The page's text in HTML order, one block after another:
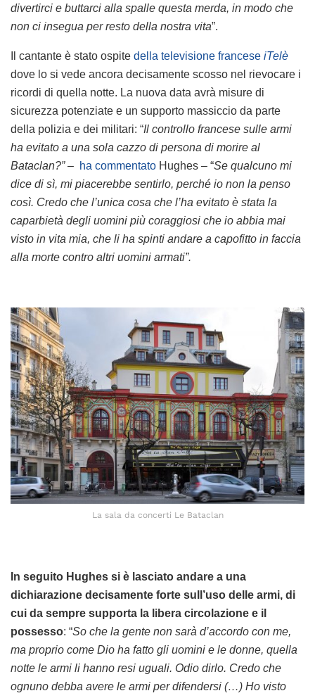
divertirci e buttarci alla spalle questa merda, in modo che
non ci insegua per resto della nostra vita”.
Il cantante è stato ospite della televisione francese iTelè
dove lo si vede ancora decisamente scosso nel rievocare i
ricordi di quella notte. La nuova data avrà misure di
sicurezza potenziate e un supporto massiccio da parte
della polizia e dei militari: “Il controllo francese sulle armi
ha evitato a una sola cazzo di persona di morire al
Bataclan?” – ha commentato Hughes – “Se qualcuno mi
dice di sì, mi piacerebbe sentirlo, perché io non la penso
così. Credo che l’unica cosa che l’ha evitato è stata la
caparbietà degli uomini più coraggiosi che io abbia mai
visto in vita mia, che li ha spinti andare a capofitto in faccia
alla morte contro altri uomini armati”.
La sala da concerti Le Bataclan
In seguito Hughes si è lasciato andare a una
dichiarazione decisamente forte sull’uso delle armi, di
cui da sempre supporta la libera circolazione e il
possesso: “So che la gente non sarà d’accordo con me,
ma proprio come Dio ha fatto gli uomini e le donne, quella
notte le armi li hanno resi uguali. Odio dirlo. Credo che
ognuno debba avere le armi per difendersi (…) Ho visto